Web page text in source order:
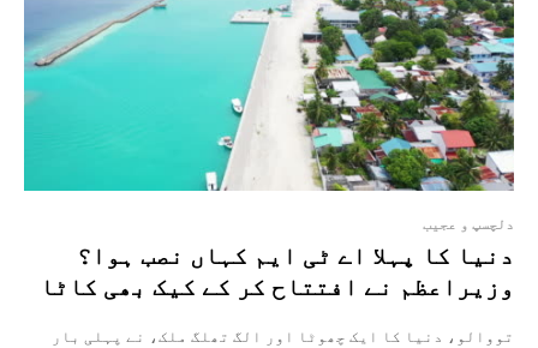
دلچسپ و عجیب
دنیا کا پہلا اے ٹی ایم کہاں نصب ہوا؟
وزیراعظم نے افتتاح کر کے کیک بھی کاٹا
تووالو، دنیا کا ایک چھوٹا اور الگ تھلگ ملک، نے پہلی بار